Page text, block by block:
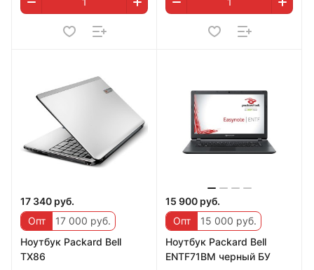
17 340 руб.
Опт
17 000 руб.
Ноутбук Packard Bell
TX86
15 900 руб.
Опт
15 000 руб.
Ноутбук Packard Bell
ENTF71BM черный БУ